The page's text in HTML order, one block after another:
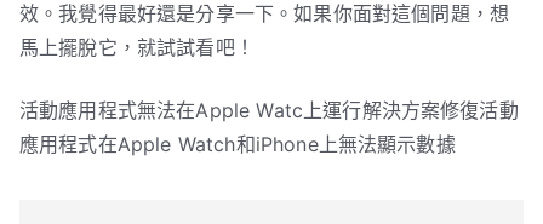
效。我覺得最好還是分享一下。如果你面對這個問題，想
馬上擺脫它，就試試看吧！
活動應用程式無法在Apple Watc上運行解決方案修復活動
應用程式在Apple Watch和iPhone上無法顯示數據